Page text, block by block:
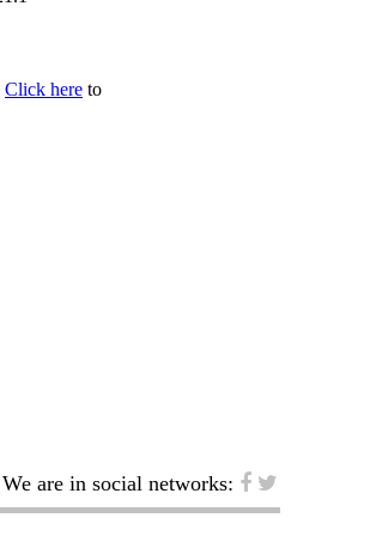
Click here to
We are in social networks: